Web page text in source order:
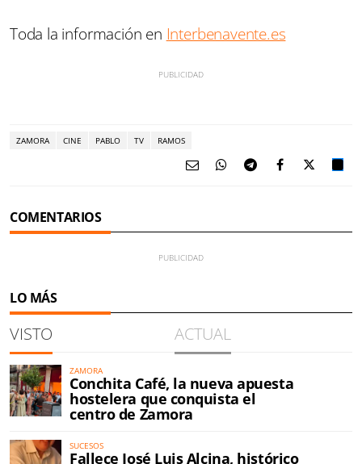
Toda la información en Interbenavente.es
ZAMORA CINE PABLO TV RAMOS
COMENTARIOS
LO MÁS
VISTO ACTUAL
ZAMORA
Conchita Café, la nueva apuesta
hostelera que conquista el
centro de Zamora
SUCESOS
Fallece José Luis Alcina, histórico